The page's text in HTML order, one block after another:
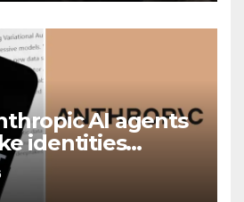
AI agents
identities
tests: